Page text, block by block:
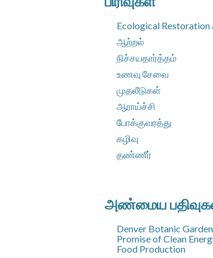
Ecological Restoration
ஆற்றல்
நிச்சயதார்த்தம்
உணவு சேவை
முதலீடுகள்
ஆராய்ச்சி
போக்குவரத்து
கழிவு
தண்ணீர்
அண்மைய
Denver Botanic
Promise of Clean
Food Production